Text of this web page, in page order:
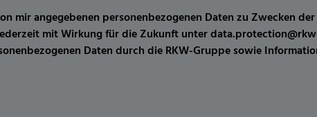
mir angegebenen personenbezogenen Daten zu Zwecken
mit Wirkung für die Zukunft unter
Daten durch die RKW-Gruppe sowie